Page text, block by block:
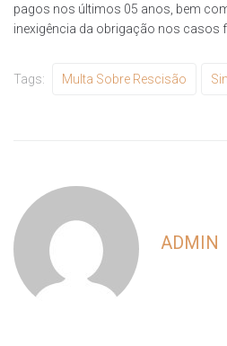
pagos nos últimos 05 anos, bem
inexigência da obrigação nos casos
Tags: Multa Sobre Rescisão
ADMIN